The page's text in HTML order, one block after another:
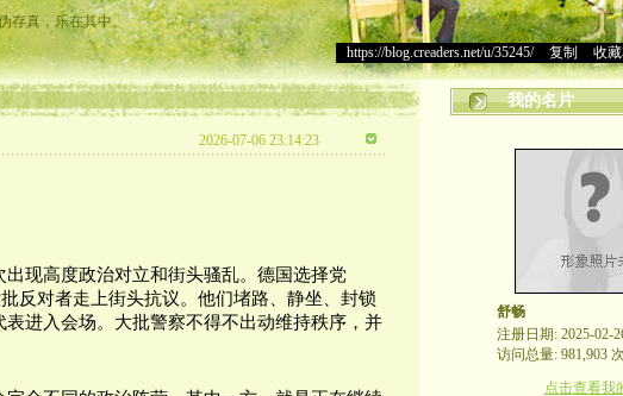
存真，乐在其中。
https://blog.creaders.net/u/35245/> 复制 收
2026-07-06 23:14:23
现高度政治对立和街头骚乱。德国选择党
反对者走上街头抗议。他们堵路、静坐、封锁
进入会场。大批警察不得不出动维持秩序，并
我的名片
舒畅
注册日期: 2025-02-
访问总量: 981,903 次
点击查看我